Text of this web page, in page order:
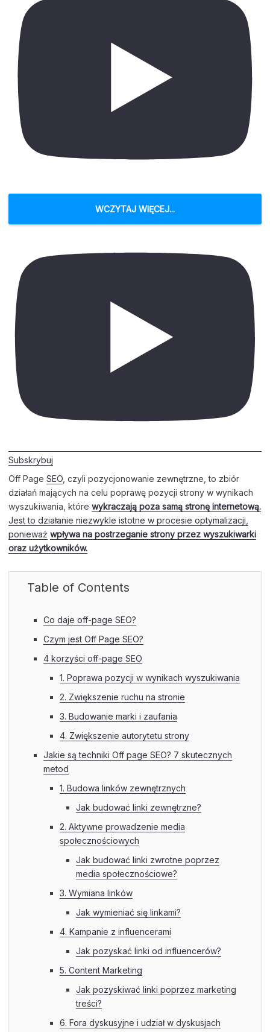
WCZYTAJ WIĘCEJ...
Subskrybuj
Off Page SEO, czyli pozycjonowanie zewnętrzne, to zbiór
działań mających na celu poprawę pozycji strony w wynikach
wyszukiwania, które wykraczają poza samą stronę internetową.
Jest to działanie niezwykle istotne w procesie optymalizacji,
ponieważ wpływa na postrzeganie strony przez wyszukiwarki
oraz użytkowników.
Table of Contents
Co daje off-page SEO?
Czym jest Off Page SEO?
4 korzyści off-page SEO
1. Poprawa pozycji w wynikach wyszukiwania
2. Zwiększenie ruchu na stronie
3. Budowanie marki i zaufania
4. Zwiększenie autorytetu strony
Jakie są techniki Off page SEO? 7 skutecznych
metod
1. Budowa linków zewnętrznych
Jak budować linki zewnętrzne?
2. Aktywne prowadzenie media
społecznościowych
Jak budować linki zwrotne poprzez
media społecznościowe?
3. Wymiana linków
Jak wymieniać się linkami?
4. Kampanie z influencerami
Jak pozyskać linki od influencerów?
5. Content Marketing
Jak pozyskiwać linki poprzez marketing
treści?
6. Fora dyskusyjne i udział w dyskusjach